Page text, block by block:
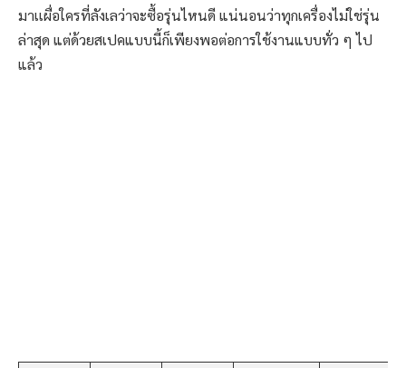
มาเเผื่อใครที่ลังเลว่าจะซื้อรุ่นไหนดี แน่นอนว่าทุกเครื่องไม่ใช่รุ่น
ล่าสุด แต่ด้วยสเปคแบบนี้ก็เพียงพอต่อการใช้งานแบบทั่ว ๆ ไป
แล้ว